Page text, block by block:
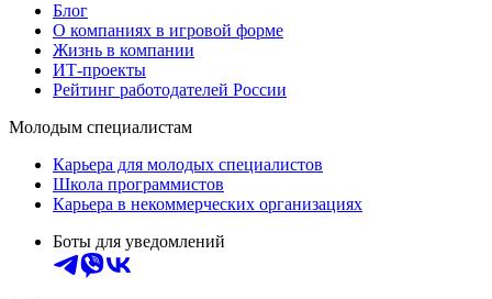
Блог
О компаниях в игровой форме
Жизнь в компании
ИТ-проекты
Рейтинг работодателей России
Молодым специалистам
Карьера для молодых специалистов
Школа программистов
Карьера в некоммерческих организациях
Боты для уведомлений